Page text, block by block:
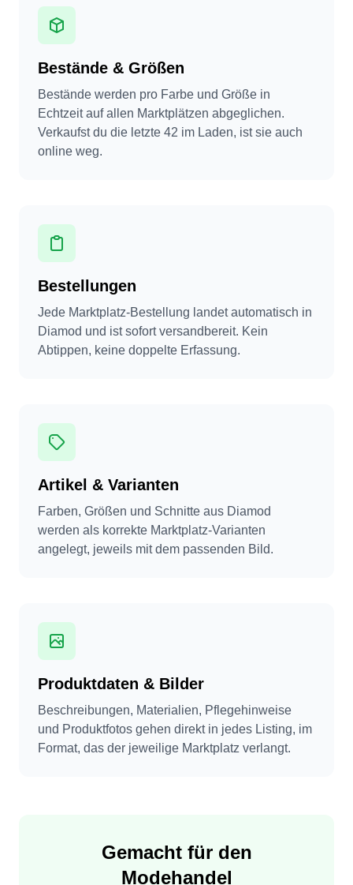
Bestände & Größen
Bestände werden pro Farbe und Größe in
Echtzeit auf allen Marktplätzen abgeglichen.
Verkaufst du die letzte 42 im Laden, ist sie auch
online weg.
Bestellungen
Jede Marktplatz-Bestellung landet automatisch in
Diamod und ist sofort versandbereit. Kein
Abtippen, keine doppelte Erfassung.
Artikel & Varianten
Farben, Größen und Schnitte aus Diamod
werden als korrekte Marktplatz-Varianten
angelegt, jeweils mit dem passenden Bild.
Produktdaten & Bilder
Beschreibungen, Materialien, Pflegehinweise
und Produktfotos gehen direkt in jedes Listing, im
Format, das der jeweilige Marktplatz verlangt.
Gemacht für den
Modehandel